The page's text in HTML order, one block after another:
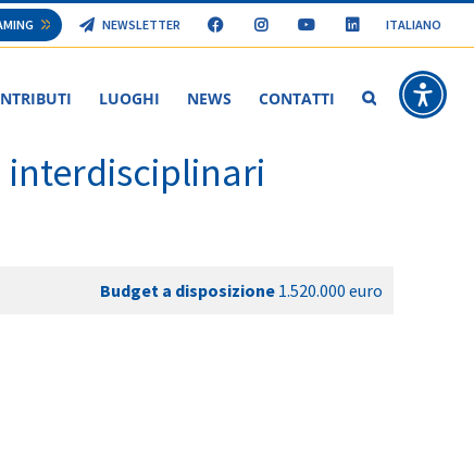
NEWSLETTER ITALIANO
LUOGHI NEWS CONTATTI Bando Per Il
interdisciplinari
Budget a disposizione 1.520.000 euro